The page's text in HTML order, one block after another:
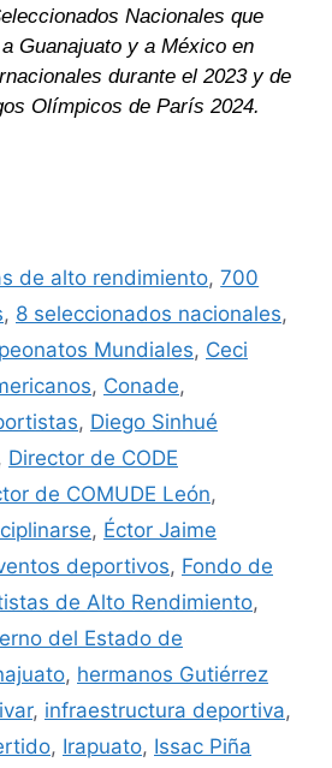
Nacionales que
Guanajuato y a México en
durante el 2023 y de
Olímpicos de París 2024.
de alto rendimiento,700
, 8 seleccionados nacionales,
Mundiales, Ceci
, Conade,
, Diego Sinhué
, Director de CODE
de COMUDE León,
, Éctor Jaime
deportivos, Fondo de
de Alto Rendimiento,
del Estado de
, hermanos Gutiérrez
, infraestructura deportiva,
, Irapuato, Issac Piña